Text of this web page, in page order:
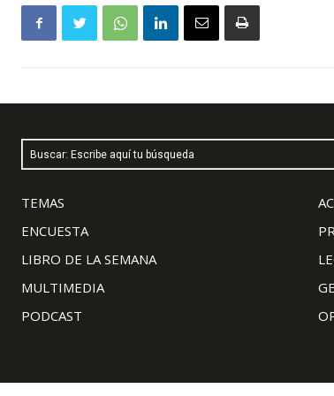
Buscar: Escribe aquí tu búsqueda
TEMAS
ENCUESTA
LIBRO DE LA SEMANA
MULTIMEDIA
PODCAST